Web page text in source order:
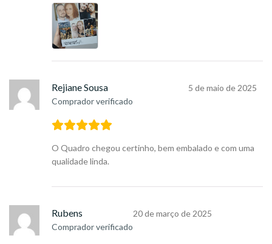
Rejiane Sousa
Comprador verificado
5 de maio de 2025
O Quadro chegou certinho, bem embalado e com uma
qualidade linda.
Rubens
Comprador verificado
20 de março de 2025